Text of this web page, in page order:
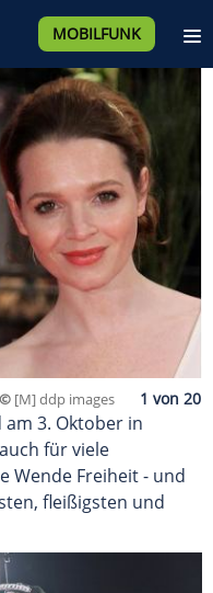
MOBILFUNK
© [M] ddp images
3. Oktober in
für viele
Wende Freiheit - und
fleißigsten und